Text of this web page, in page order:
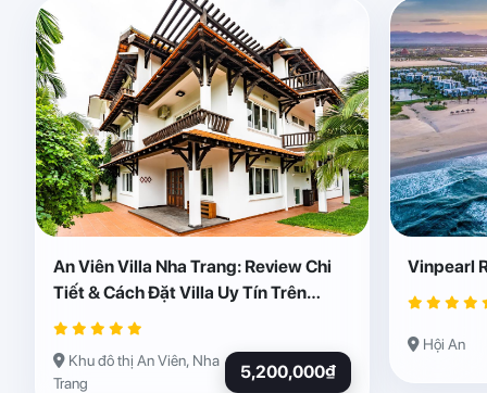
An Viên Villa Nha Trang: Review Chi
Tiết & Cách Đặt Villa Uy Tín Trên
Abogo
Khu đô thị An Viên, Nha
Trang
5,200,000₫
Vinpearl
Hội An